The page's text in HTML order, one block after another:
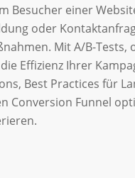
Besucher einer
oder
Mit A/B-Tests,
Effizienz Ihrer
Best Practices für
Conversion Funnel